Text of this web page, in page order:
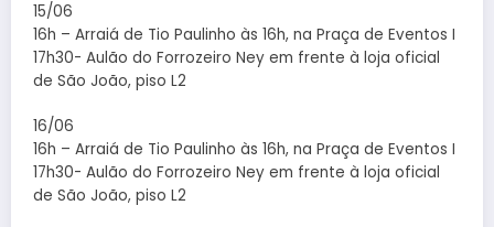
15/06
16h – Arraiá de Tio Paulinho às 16h, na Praça de Eventos I
17h30- Aulão do Forrozeiro Ney em frente à loja oficial
de São João, piso L2
16/06
16h – Arraiá de Tio Paulinho às 16h, na Praça de Eventos I
17h30- Aulão do Forrozeiro Ney em frente à loja oficial
de São João, piso L2